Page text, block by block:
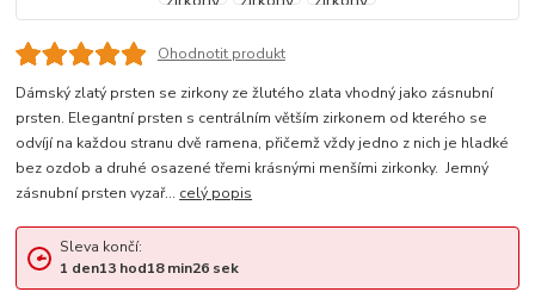
Ohodnotit produkt
Dámský zlatý prsten se zirkony ze žlutého zlata vhodný jako zásnubní
prsten. Elegantní prsten s centrálním větším zirkonem od kterého se
odvíjí na každou stranu dvě ramena, přičemž vždy jedno z nich je hladké
bez ozdob a druhé osazené třemi krásnými menšími zirkonky. Jemný
zásnubní prsten vyzař... celý popis
Sleva končí:
1 den13hod18min25sek